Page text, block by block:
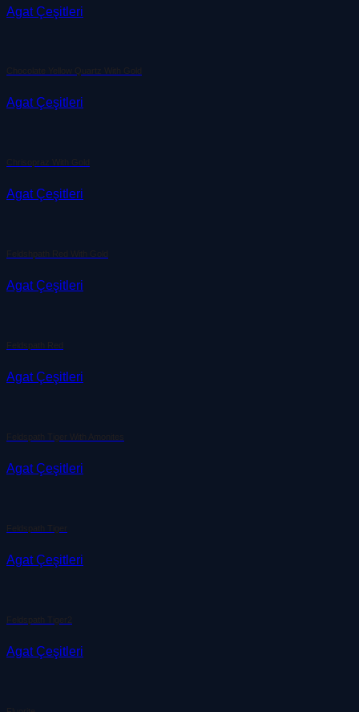
Agat Çeşitleri
Chocolate Yellow Quartz With Gold
Agat Çeşitleri
Chrisopraz With Gold
Agat Çeşitleri
Agat Çeşitleri
Agat Çeşitleri
Feldspath Tiger With Amonites
Agat Çeşitleri
Feldspath Tiger
Agat Çeşitleri
Feldspath Tiger2
Agat Çeşitleri